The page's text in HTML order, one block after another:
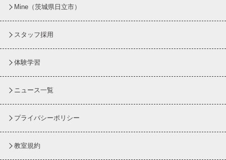
Mine（茨城県日立市）
スタッフ採用
体験学習
ニュース一覧
プライバシーポリシー
教室規約